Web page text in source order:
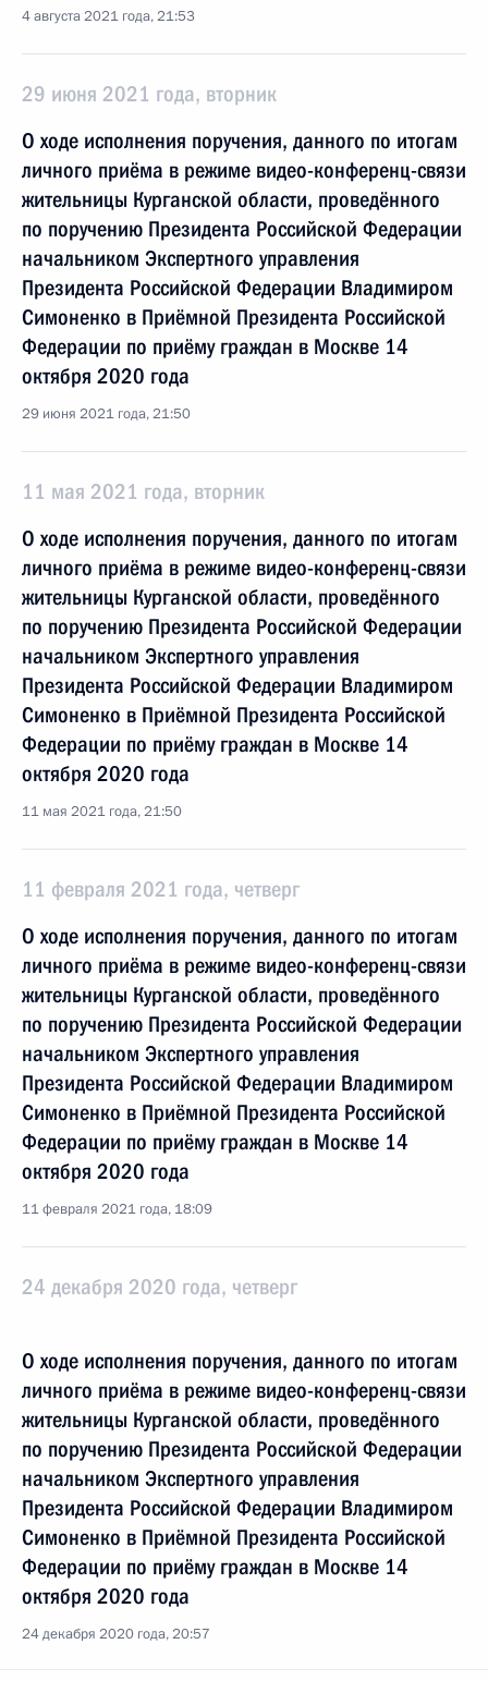
4 августа 2021 года, 21:53
29 июня 2021 года, вторник
О ходе исполнения поручения, данного по итогам
личного приёма в режиме видео-конференц-связи
жительницы Курганской области, проведённого
по поручению Президента Российской Федерации
начальником Экспертного управления
Президента Российской Федерации Владимиром
Симоненко в Приёмной Президента Российской
Федерации по приёму граждан в Москве 14
октября 2020 года
29 июня 2021 года, 21:50
11 мая 2021 года, вторник
О ходе исполнения поручения, данного по итогам
личного приёма в режиме видео-конференц-связи
жительницы Курганской области, проведённого
по поручению Президента Российской Федерации
начальником Экспертного управления
Президента Российской Федерации Владимиром
Симоненко в Приёмной Президента Российской
Федерации по приёму граждан в Москве 14
октября 2020 года
11 мая 2021 года, 21:50
11 февраля 2021 года, четверг
О ходе исполнения поручения, данного по итогам
личного приёма в режиме видео-конференц-связи
жительницы Курганской области, проведённого
по поручению Президента Российской Федерации
начальником Экспертного управления
Президента Российской Федерации Владимиром
Симоненко в Приёмной Президента Российской
Федерации по приёму граждан в Москве 14
октября 2020 года
11 февраля 2021 года, 18:09
24 декабря 2020 года, четверг
О ходе исполнения поручения, данного по итогам
личного приёма в режиме видео-конференц-связи
жительницы Курганской области, проведённого
по поручению Президента Российской Федерации
начальником Экспертного управления
Президента Российской Федерации Владимиром
Симоненко в Приёмной Президента Российской
Федерации по приёму граждан в Москве 14
октября 2020 года
24 декабря 2020 года, 20:57